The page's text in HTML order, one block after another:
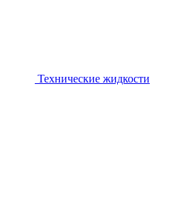
Технические жидкости